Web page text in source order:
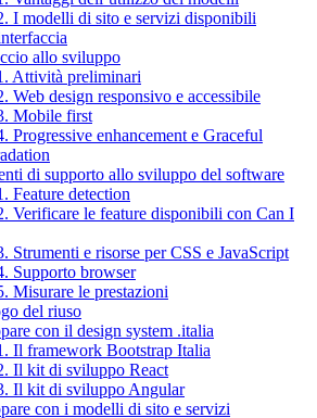
I modelli di sito e servizi disponibili
allo sviluppo
Attività preliminari
Web design responsivo e accessibile
Mobile first
Progressive enhancement e Graceful
di supporto allo sviluppo del software
Feature detection
Verificare le feature disponibili con Can I
Strumenti e risorse per CSS e JavaScript
Supporto browser
Misurare le prestazioni
del riuso
con il design system .italia
Il framework Bootstrap Italia
Il kit di sviluppo React
Il kit di sviluppo Angular
con i modelli di sito e servizi